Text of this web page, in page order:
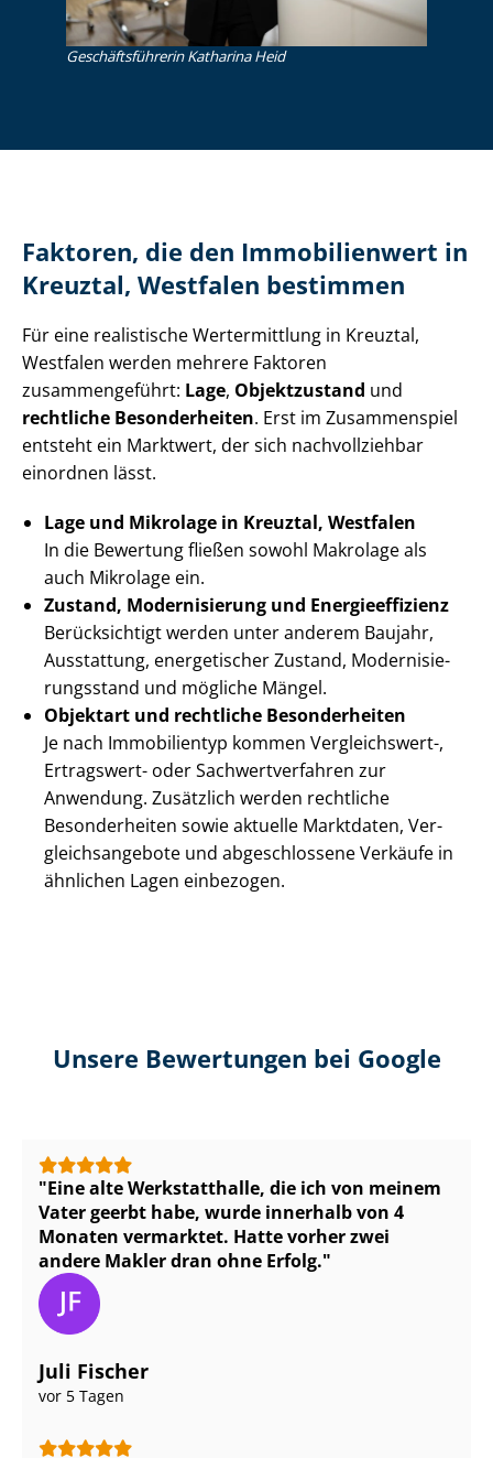
Ge­schäfts­füh­re­rin Katharina Heid
Faktoren, die den Immobilienwert in
Kreuztal, Westfalen bestimmen
Für eine realistische Wertermittlung in Kreuztal,
Westfalen werden mehrere Faktoren
zusammengeführt: Lage, Objektzustand und
rechtliche Besonderheiten. Erst im Zusammenspiel
entsteht ein Marktwert, der sich nachvollziehbar
einordnen lässt.
Lage und Mikrolage in Kreuztal, Westfalen
In die Bewertung fließen sowohl Makrolage als
auch Mikrolage ein.
Zustand, Modernisierung und En­er­gie­ef­fi­zi­enz
Berücksichtigt werden unter anderem Baujahr,
Ausstattung, energetischer Zustand, Mo­der­ni­sie­
rungs­stand und mögliche Mängel.
Objektart und rechtliche Besonderheiten
Je nach Immobilientyp kommen Vergleichswert-,
Ertragswert- oder Sach­wert­ver­fah­ren zur
Anwendung. Zusätzlich werden rechtliche
Besonderheiten sowie aktuelle Marktdaten, Ver­
gleichs­an­ge­bo­te und abgeschlossene Verkäufe in
ähnlichen Lagen einbezogen.
Unsere Bewertungen bei Google
Eine alte Werkstatthalle, die ich von meinem
Vater geerbt habe, wurde innerhalb von 4
Monaten vermarktet. Hatte vorher zwei
andere Makler dran ohne Erfolg.
Juli Fischer
vor 5 Tagen